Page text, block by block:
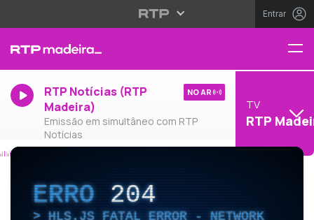
Entrar
RTP Notícias (RTP
Madeira)
Emissão em simultâneo com RTP
Notícias
NO AR
TV
RTP
ERRO204
HLS.JS FATAL ERROR - NETWORK